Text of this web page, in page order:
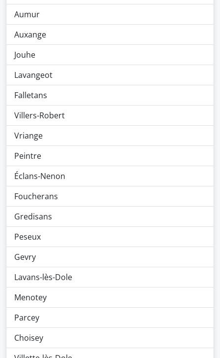
Aumur
Auxange
Jouhe
Lavangeot
Falletans
Villers-Robert
Vriange
Peintre
Éclans-Nenon
Foucherans
Gredisans
Peseux
Gevry
Lavans-lès-Dole
Menotey
Parcey
Choisey